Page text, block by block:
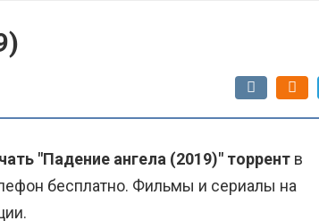
"Падение ангела (2019)" торрент в
бесплатно. Фильмы и сериалы на